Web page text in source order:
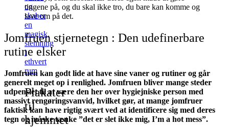
og
skaber
en
magisk,
stemning
i
ethvert
rum
Plakater
til
hjemmet
tingene på, og du skal ikke tro, du bare kan komme og
lave om på det.
Jomfruen stjernetegn : Den udefinerbare
rutine elsker
Jomfruen kan godt lide at have sine vaner og rutiner og går
generelt meget op i renlighed. Jomfruen bliver mange steder
udpenslet til at være den her over hygiejniske person med
massivt rengøringsvanvid, hvilket gør, at mange jomfruer
faktisk kan have rigtig svært ved at identificere sig med deres
tegn og måske tænke ”det er slet ikke mig, I’m a hot mess”.